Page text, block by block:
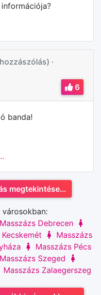
·
6
banda!
megtekintése…
Masszázs Debrecen
Masszázs
Masszázs Pécs
Masszázs Szeged
Masszázs Zalaegerszeg